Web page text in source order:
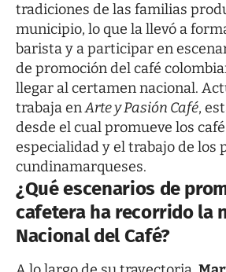
tradiciones de las familias
municipio, lo que la llevó a
barista y a participar en
de promoción del café
llegar al certamen nacional.
trabaja enArte y Pasión Café,
desde el cual promueve los
especialidad y el trabajo de los
cundinamarqueses.
¿Qué escenarios de
cafetera ha recorrido la
Nacional del Café?